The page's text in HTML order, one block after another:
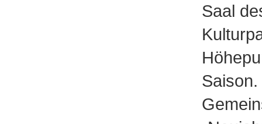
Saal